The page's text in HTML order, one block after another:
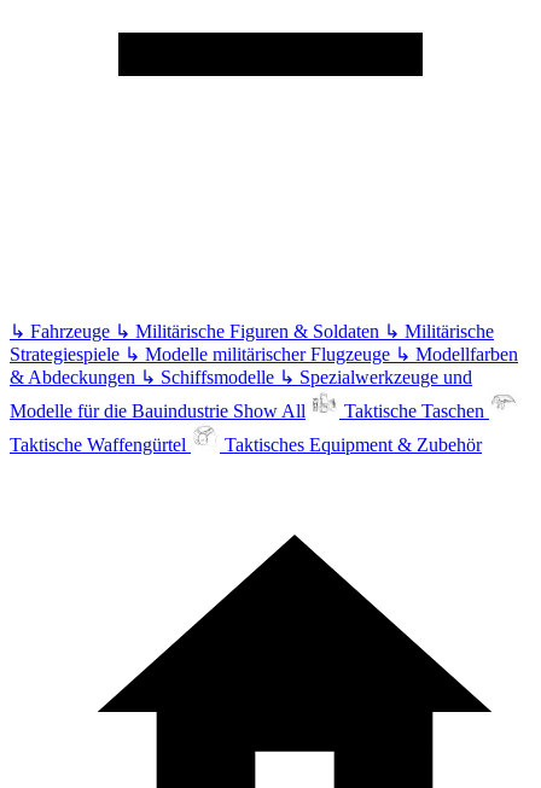
↳ Fahrzeuge ↳ Militärische Figuren & Soldaten ↳ Militärische
Strategiespiele ↳ Modelle militärischer Flugzeuge ↳ Modellfarben
& Abdeckungen ↳ Schiffsmodelle ↳ Spezialwerkzeuge und
Modelle für die Bauindustrie Show All
Taktische Taschen
Taktische Waffengürtel
Taktisches Equipment & Zubehör